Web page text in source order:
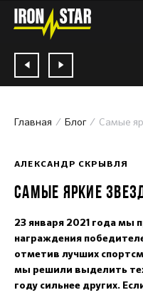
Главная Блог Самые
АЛЕКСАНДР СКРЫВЛЯ
САМЫЕ ЯРКИЕ
23 января 2021 года мы
награждения
отметив лучших
мы решили выделить
году сильнее других.